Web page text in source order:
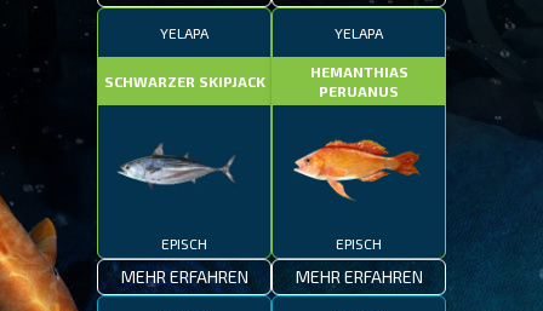
YELAPA
SCHWARZER SKIPJACK
EPISCH
MEHR ERFAHREN
YELAPA
HEMANTHIAS
PERUANUS
EPISCH
MEHR ERFAHREN